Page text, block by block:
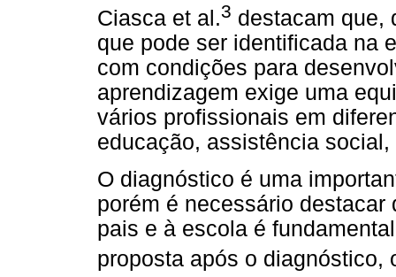
Ciasca et al.3 destacam que,
que pode ser identificada na
com condições para
aprendizagem exige uma
vários profissionais em
educação, assistência social,
O diagnóstico é uma
porém é necessário
pais e à escola é
proposta após o diagnóstico,